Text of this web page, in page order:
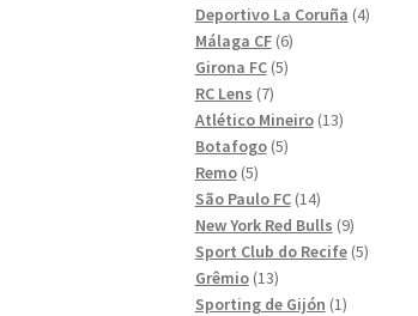
produkter
Deportivo La Coruña 44
Málaga CF 66
produkter
Girona FC 55
RC Lens 77
produkter
Atlético Mineiro 1313
Botafogo 55
Remo 55
produkter
São Paulo FC 1414
produkter
New York Red Bulls 99
produkter
Sport Club do Recife 55
Grêmio 1313
produkter
Sporting de Gijón 11